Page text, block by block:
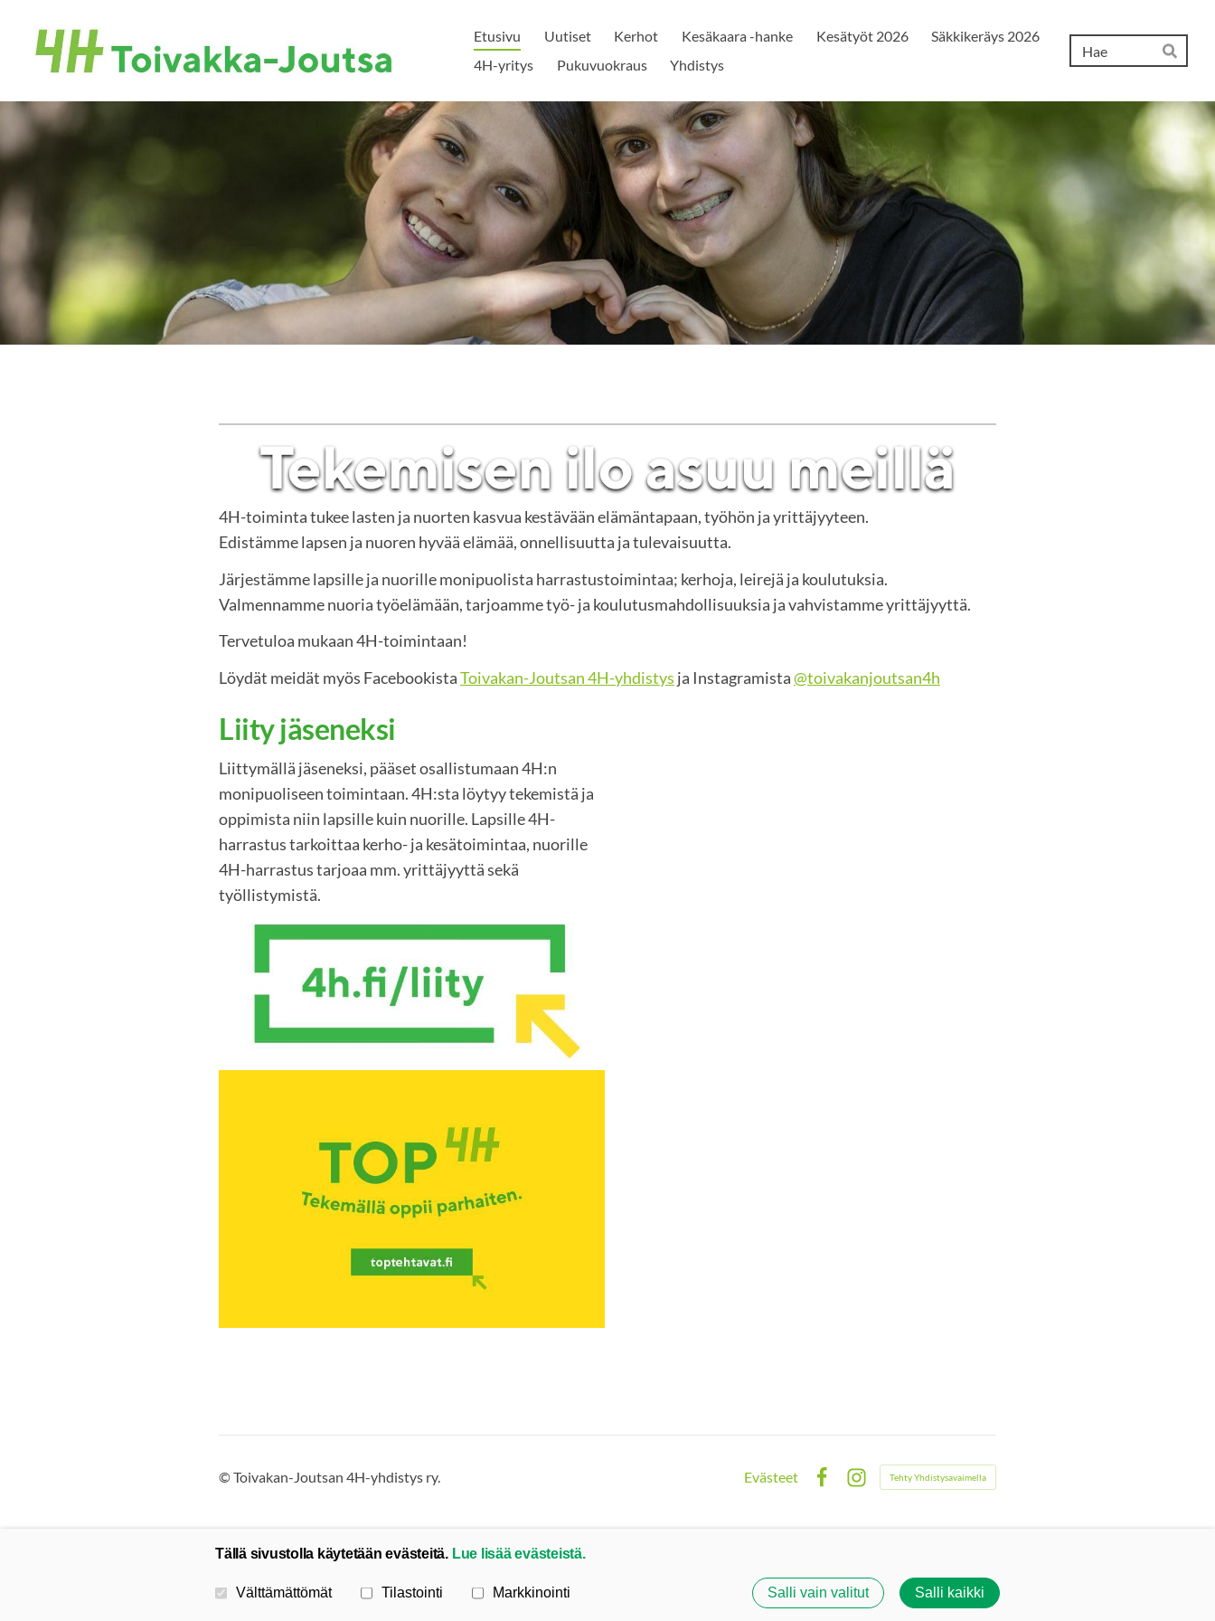
sivun
sisältöön
Toivakan-Joutsan 4H-yhdistys ry.
Etusivu Uutiset Kerhot Kesäkaara -hanke Kesätyöt 2026
Säkkikeräys 2026
4H-yritys
Pukuvuokraus Yhdistys Hae
4H-toiminta tukee lasten ja nuorten kasvua kestävään elämäntapaan, työhön ja yrittäjyyteen.
Edistämme lapsen ja nuoren hyvää elämää, onnellisuutta ja tulevaisuutta.
Järjestämme lapsille ja nuorille monipuolista harrastustoimintaa; kerhoja, leirejä ja koulutuksia.
Valmennamme nuoria työelämään, tarjoamme työ- ja koulutusmahdollisuuksia ja vahvistamme yrittäjyyttä.
Tervetuloa mukaan 4H-toimintaan!
Löydät meidät myös FacebookistaToivakan-Joutsan 4H-yhdistys ja Instagramista@toivakanjoutsan4h
Liity jäseneksi
Liittymällä jäseneksi, pääset osallistumaan 4H:n
monipuoliseen toimintaan. 4H:sta löytyy tekemistä ja
oppimista niin lapsille kuin nuorille. Lapsille 4H-
harrastus tarkoittaa kerho- ja kesätoimintaa, nuorille
4H-harrastus tarjoaa mm. yrittäjyyttä sekä
työllistymistä.
©Toivakan-Joutsan 4H-yhdistys ry.
Evästeet
Instagram
Tehty Yhdistysavaimella
Tällä sivustolla käytetään evästeitä. Lue lisää evästeistä.
Valitse käytettävät evästeet
Välttämättömät Tilastointi Markkinointi Salli vain valitut Salli kaikki